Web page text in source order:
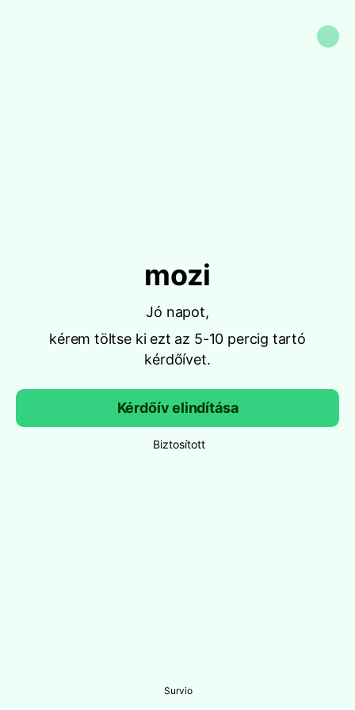
mozi
Jó napot,
kérem töltse ki ezt az 5-10 percig tartó
kérdőívet.
Kérdőív elindítása
Biztosított
Survio